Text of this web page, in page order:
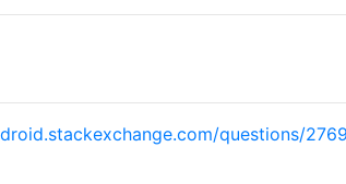
questions/